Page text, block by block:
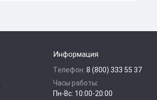
Информация
Телефон: 8 (800) 333 55 37
Часы работы:
Пн-Вс: 10:00-20:00